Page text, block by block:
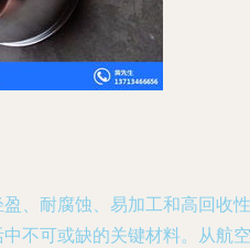
、耐腐蚀、易加工和高回收性
不可或缺的关键材料。从航空